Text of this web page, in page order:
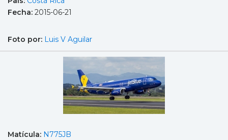
Fecha: 2015-06-21
Foto por: Luis V Aguilar
Matícula: N775JB